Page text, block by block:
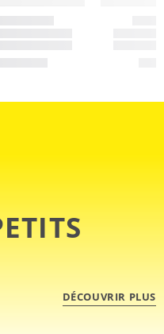
DÉCOUVRIR PLUS